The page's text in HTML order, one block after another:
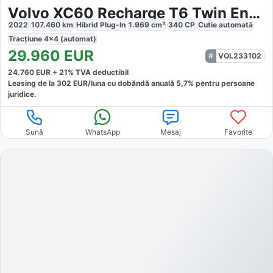
Volvo XC60 Recharge T6 Twin Engine eAWD Inscription Expression
2022 107.460 km Hibrid Plug-In 1.969 cm³ 340 CP Cutie automată
Tracțiune 4x4 (automat)
29.960 EUR
VOL233102
24.760 EUR + 21% TVA deductibil
Leasing de la 302 EUR/luna cu dobăndă anuală 5,7% pentru persoane
juridice.
Sună WhatsApp Mesaj Favorite